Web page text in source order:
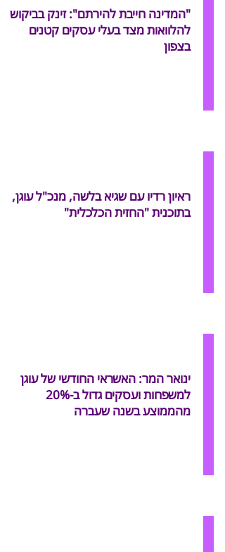
"המדינה חייבת להירתם": זינק בביקוש
להלוואות מצד בעלי עסקים קטנים
בצפון
ראיון רדיו עם שגיא בלשה, מנכ"ל עוגן,
בתוכנית "החזית הכלכלית"
ינואר המר: האשראי החודשי של עוגן
למשפחות ועסקים גדול ב-20%
מהממוצע בשנה שעברה